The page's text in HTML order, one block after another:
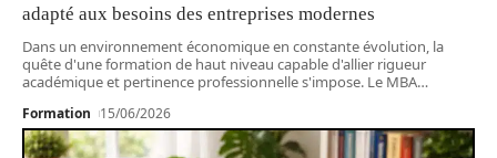
adapté aux besoins des entreprises modernes
Dans un environnement économique en constante évolution, la
quête d'une formation de haut niveau capable d'allier rigueur
académique et pertinence professionnelle s'impose. Le MBA…
Formation 15/06/2026